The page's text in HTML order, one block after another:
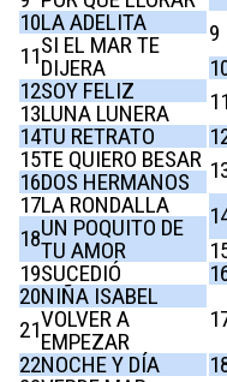
10LA ADELITA
11SI EL MAR TE
DIJERA
12SOY FELIZ
13LUNA LUNERA
14TU RETRATO
15TE QUIERO BESAR
16DOS HERMANOS
17LA RONDALLA
18UN POQUITO DE
TU AMOR
19SUCEDIÓ
20NIÑA ISABEL
21VOLVER A
EMPEZAR
22NOCHE Y DÍA
9
11